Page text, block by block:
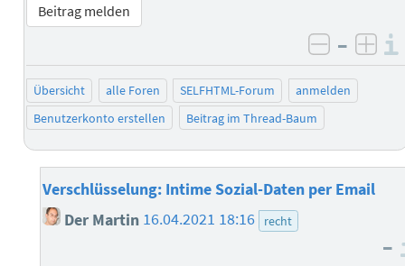
Beitrag melden
negativ
–
Übersicht alle Foren SELFHTML-Forum
anmelden
Benutzerkonto erstellen
Beitrag im Thread-Baum
Verschlüsselung: Intime Sozial-Daten per Email
Der Martin 16.04.2021 18:16 recht
–